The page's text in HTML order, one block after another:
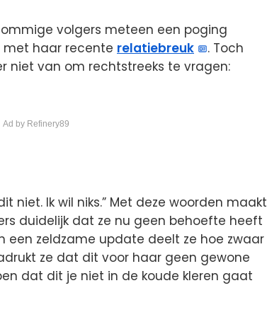
volgers meteen een poging
met haar recente relatiebreuk
. Toch
niet van om rechtstreeks te vragen:
by Refinery89
niet. Ik wil niks.” Met deze woorden maakt
duidelijk dat ze nu geen behoefte heeft
een zeldzame update deelt ze hoe zwaar
ze dat dit voor haar geen gewone
dat dit je niet in de koude kleren gaat